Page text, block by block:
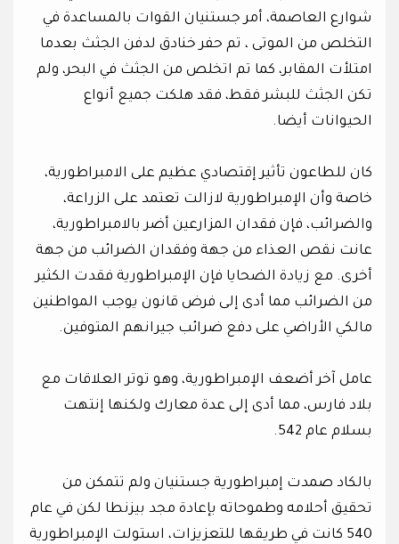
شوارع العاصمة، أمر جستنيان القوات بالمساعدة في
التخلص من الموتى ، تم حفر خنادق لدفن الجثث بعدما
امتلأت المقابر، كما تم اتخلص من الجثث في البحر، ولم
تكن الجثث للبشر فقط، فقد هلكت جميع أنواع
الحيوانات أيضا.
كان للطاعون تأثير إقتصادي عظيم على الامبراطورية،
خاصة وأن الإمبراطورية لازالت تعتمد على الزراعة،
والضرائب، فإن فقدان المزارعين أضر بالامبراطورية،
عانت نقص العذاء من جهة وفقدان الضرائب من جهة
أخرى. مع زيادة الضحايا فإن الإمبراطورية فقدت الكثير
من الضرائب مما أدى إلى فرض قانون يوجب المواطنين
مالكي الأراضي على دفع ضرائب جيرانهم المتوفين.
عامل آخر أضعف الإمبراطورية، وهو توتر العلاقات مع
بلاد فارس، مما أدى إلى عدة معارك ولكنها إنتهت
بسلام عام 542.
بالكاد صمدت إمبراطورية جستنيان ولم تتمكن من
تحقيق أحلامه وطموحاته بإعادة مجد بيزنطا لكن في عام
540 كانت في طريقها للتعزيزات، استولت الإمبراطورية